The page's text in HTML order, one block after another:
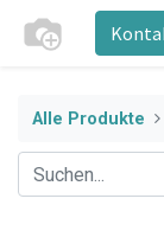
Alle Produkte